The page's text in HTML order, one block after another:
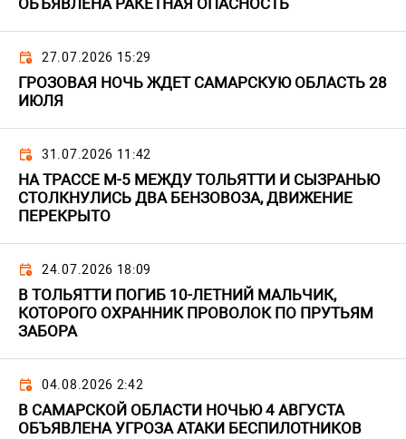
ОБЪЯВЛЕНА РАКЕТНАЯ ОПАСНОСТЬ
27.07.2026 15:29
ГРОЗОВАЯ НОЧЬ ЖДЕТ САМАРСКУЮ ОБЛАСТЬ 28
ИЮЛЯ
31.07.2026 11:42
НА ТРАССЕ М-5 МЕЖДУ ТОЛЬЯТТИ И СЫЗРАНЬЮ
СТОЛКНУЛИСЬ ДВА БЕНЗОВОЗА, ДВИЖЕНИЕ
ПЕРЕКРЫТО
24.07.2026 18:09
В ТОЛЬЯТТИ ПОГИБ 10-ЛЕТНИЙ МАЛЬЧИК,
КОТОРОГО ОХРАННИК ПРОВОЛОК ПО ПРУТЬЯМ
ЗАБОРА
04.08.2026 2:42
В САМАРСКОЙ ОБЛАСТИ НОЧЬЮ 4 АВГУСТА
ОБЪЯВЛЕНА УГРОЗА АТАКИ БЕСПИЛОТНИКОВ